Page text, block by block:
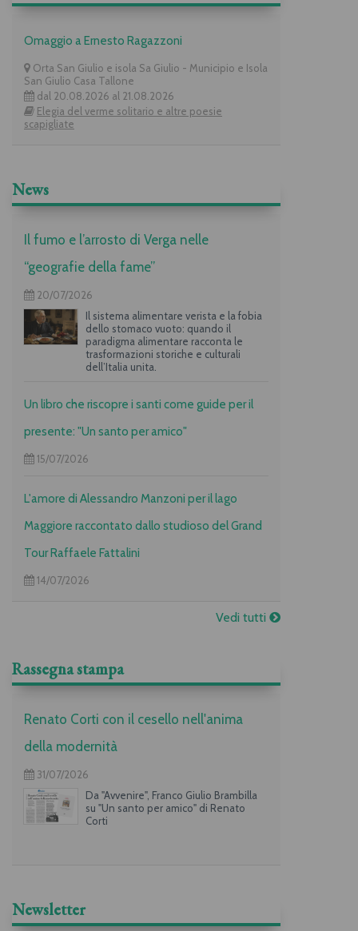
Omaggio a Ernesto Ragazzoni
Orta San Giulio e isola Sa Giulio - Municipio e Isola
San Giulio Casa Tallone
dal 20.08.2026 al 21.08.2026
Elegia del verme solitario e altre poesie
scapigliate
News
Il fumo e l’arrosto di Verga nelle
“geografie della fame”
20/07/2026
Il sistema alimentare verista e la fobia
dello stomaco vuoto: quando il
paradigma alimentare racconta le
trasformazioni storiche e culturali
dell’Italia unita.
Un libro che riscopre i santi come guide per il
presente: "Un santo per amico"
15/07/2026
L'amore di Alessandro Manzoni per il lago
Maggiore raccontato dallo studioso del Grand
Tour Raffaele Fattalini
14/07/2026
Vedi tutti
Rassegna stampa
Renato Corti con il cesello nell'anima
della modernità
31/07/2026
Da "Avvenire", Franco Giulio Brambilla
su "Un santo per amico" di Renato
Corti
Newsletter